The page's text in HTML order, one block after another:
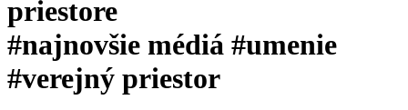
priestore
#najnovšie médiá #umenie
#verejný priestor